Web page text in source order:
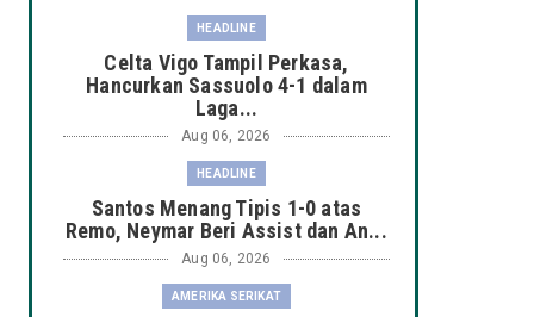
HEADLINE
Celta Vigo Tampil Perkasa,
Hancurkan Sassuolo 4-1 dalam
Laga...
Aug 06, 2026
HEADLINE
Santos Menang Tipis 1-0 atas
Remo, Neymar Beri Assist dan An...
Aug 06, 2026
AMERIKA SERIKAT